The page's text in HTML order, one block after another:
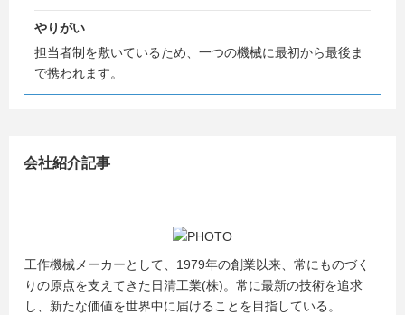
やりがい
担当者制を敷いているため、一つの機械に最初から最後ま
で携われます。
会社紹介記事
工作機械メーカーとして、1979年の創業以来、常にものづく
りの原点を支えてきた日清工業(株)。常に最新の技術を追求
し、新たな価値を世界中に届けることを目指している。